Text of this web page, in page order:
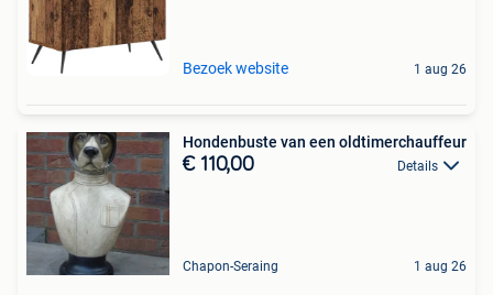
Bezoek website 1 aug 26
Hondenbuste van een oldtimerchauffeur
€ 110,00 Details
Chapon-Seraing 1 aug 26